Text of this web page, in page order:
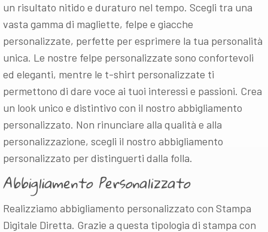
un risultato nitido e duraturo nel tempo. Scegli tra una
vasta gamma di magliette, felpe e giacche
personalizzate, perfette per esprimere la tua personalità
unica. Le nostre felpe personalizzate sono confortevoli
ed eleganti, mentre le t-shirt personalizzate ti
permettono di dare voce ai tuoi interessi e passioni. Crea
un look unico e distintivo con il nostro abbigliamento
personalizzato. Non rinunciare alla qualità e alla
personalizzazione, scegli il nostro abbigliamento
personalizzato per distinguerti dalla folla.
Abbigliamento Personalizzato
Realizziamo abbigliamento personalizzato con Stampa
Digitale Diretta. Grazie a questa tipologia di stampa con